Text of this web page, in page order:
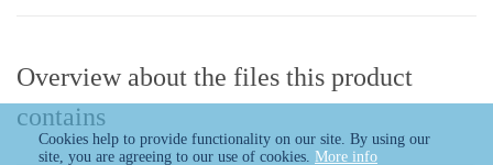
Overview about the files this product
contains
Cookies help to provide functionality on our site. By using our
site, you are agreeing to our use of cookies. More info